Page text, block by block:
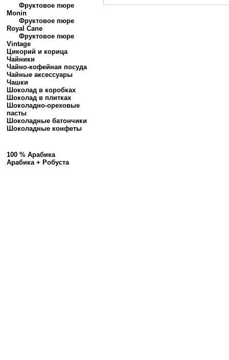
Фруктовое пюре
Monin
Фруктовое пюре
Royal Cane
Фруктовое пюре
Vintage
Цикорий и корица
Чайники
Чайно-кофейная посуда
Чайные аксессуары
Чашки
Шоколад в коробках
Шоколад в плитках
Шоколадно-ореховые
пасты
Шоколадные батончики
Шоколадные конфеты
100 % Арабика
Арабика + Робуста